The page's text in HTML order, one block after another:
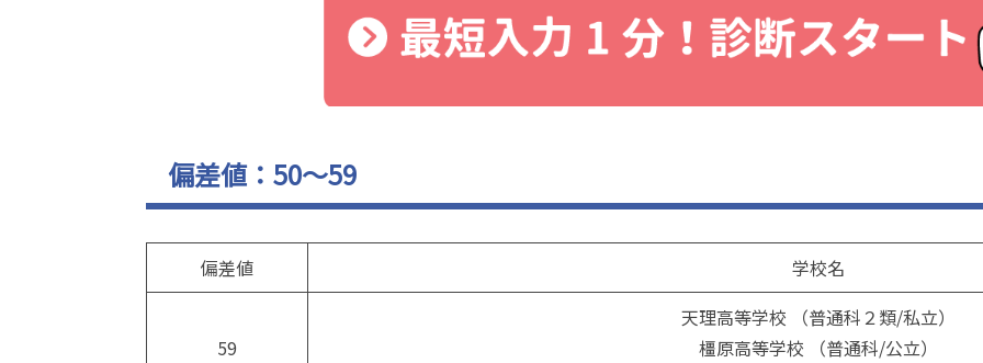
偏差値：50～59
偏差値 学校名
59
天理高等学校 （普通科２類/私立）
橿原高等学校 （普通科/公立）